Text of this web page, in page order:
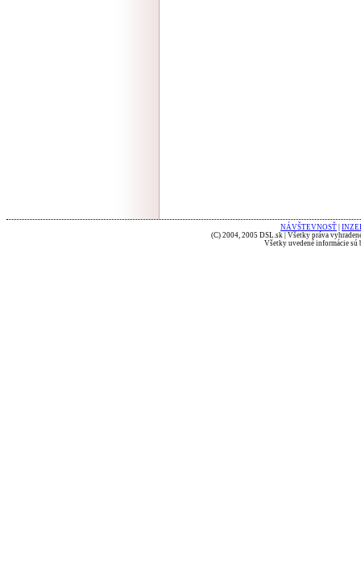
NÁVŠTEVNOSŤ
(C) 2004, 2005 DSL.sk | Všetky práva
Všetky uvedené informácie sú